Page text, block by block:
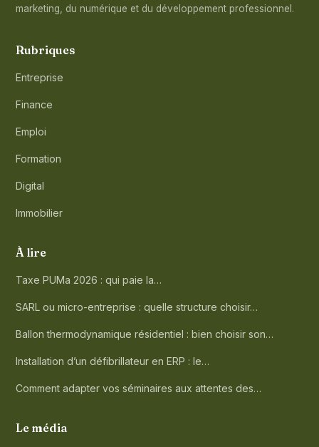
marketing, du numérique et du développement professionnel.
Rubriques
Entreprise
Finance
Emploi
Formation
Digital
Immobilier
À lire
Taxe PUMa 2026 : qui paie la…
SARL ou micro-entreprise : quelle structure choisir…
Ballon thermodynamique résidentiel : bien choisir son…
Installation d’un défibrillateur en ERP : le…
Comment adapter vos séminaires aux attentes des…
Le média